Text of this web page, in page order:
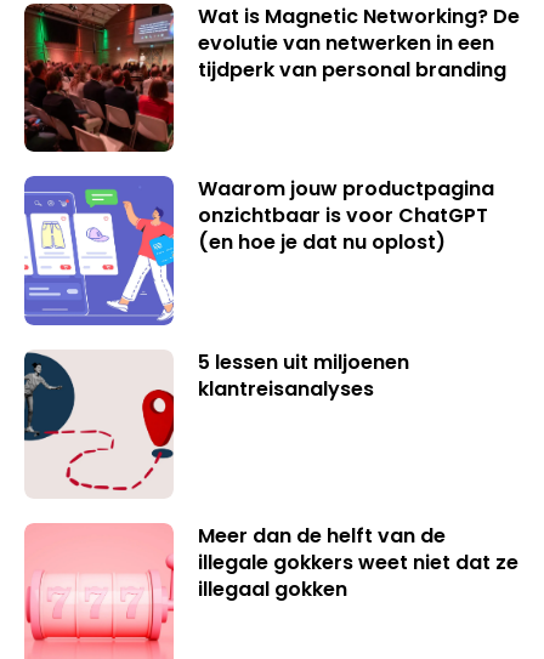
Wat is Magnetic Networking? De
evolutie van netwerken in een
tijdperk van personal branding
Waarom jouw productpagina
onzichtbaar is voor ChatGPT
(en hoe je dat nu oplost)
5 lessen uit miljoenen
klantreisanalyses
Meer dan de helft van de
illegale gokkers weet niet dat ze
illegaal gokken